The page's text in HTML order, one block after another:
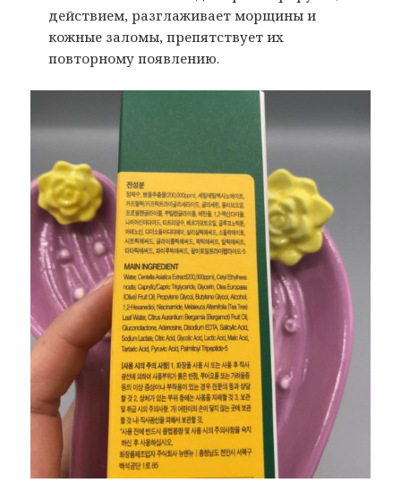
действием, разглаживает морщины и
кожные заломы, препятствует их
повторному появлению.